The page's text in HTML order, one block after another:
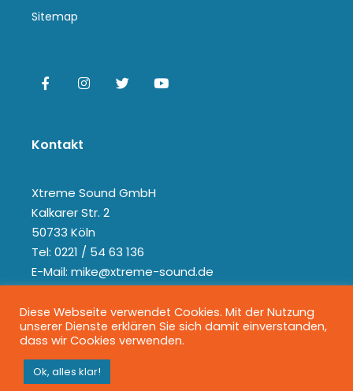
Sitemap
Kontakt
Xtreme Sound GmbH
Kalkarer Str. 2
50733 Köln
Tel: 0221 / 54 63 136
E-Mail: mike@xtreme-sound.de
Diese Webseite verwendet Cookies. Mit der Nutzung
unserer Dienste erklären Sie sich damit einverstanden,
dass wir Cookies verwenden.
Ok, alles klar!